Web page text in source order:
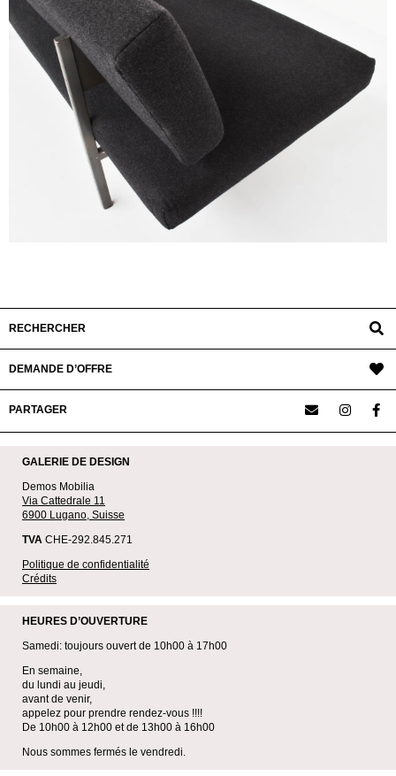
RECHERCHER
DEMANDE D’OFFRE
PARTAGER
GALERIE DE DESIGN
Demos Mobilia
Via Cattedrale 11
6900 Lugano, Suisse
TVA CHE-292.845.271
Politique de confidentialité
Crédits
HEURES D’OUVERTURE
Samedi: toujours ouvert de 10h00 à 17h00
En semaine,
du lundi au jeudi,
avant de venir,
appelez pour prendre rendez-vous !!!!
De 10h00 à 12h00 et de 13h00 à 16h00
Nous sommes fermés le vendredi.